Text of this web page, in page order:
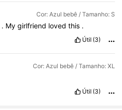
Cor: Azul bebê / Tamanho: S
. My girlfriend loved this .
Útil (3)
Cor: Azul bebê / Tamanho: XL
Útil (3)